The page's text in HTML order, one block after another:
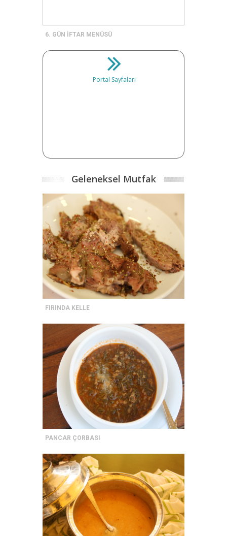
6. GÜN İFTAR MENÜSÜ
Portal Sayfaları
Geleneksel Mutfak
FIRINDA KELLE
PANCAR ÇORBASI